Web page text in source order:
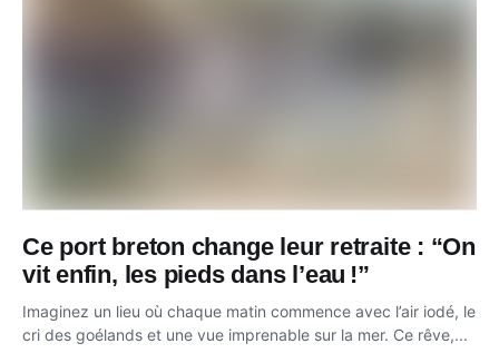
Ce port breton change leur retraite : “On
vit enfin, les pieds dans l’eau !”
Imaginez un lieu où chaque matin commence avec l’air iodé, le
cri des goélands et une vue imprenable sur la mer. Ce rêve,...